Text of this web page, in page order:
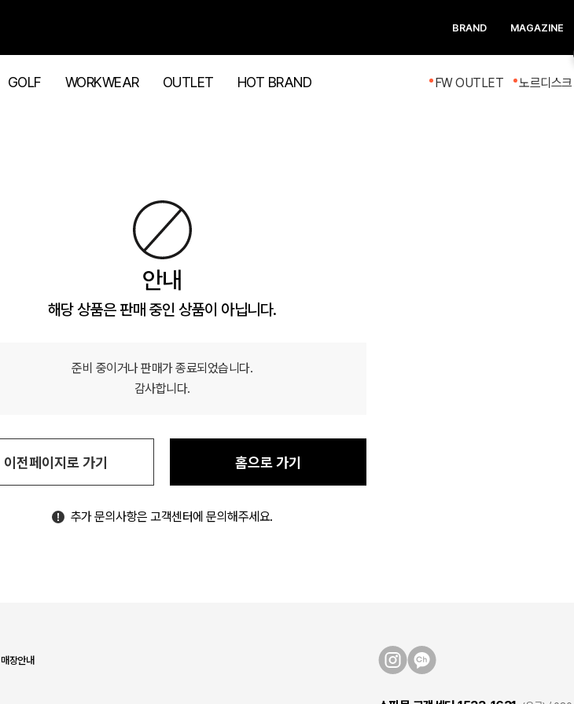
BRAND MAGAZINE
GOLF WORKWEAR OUTLET HOT BRAND FW OUTLET 노르디스
안내
해당 상품은 판매 중인 상품이 아닙니다.
준비 중이거나 판매가 종료되었습니다.
감사합니다.
이전페이지로 가기 홈으로 가기
추가 문의사항은 고객센터에 문의해주세요.
매장안내